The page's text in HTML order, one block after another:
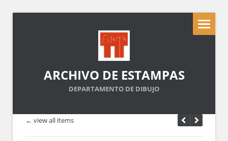
ARCHIVO DE ESTAMPAS
DEPARTAMENTO DE DIBUJO
← view all items